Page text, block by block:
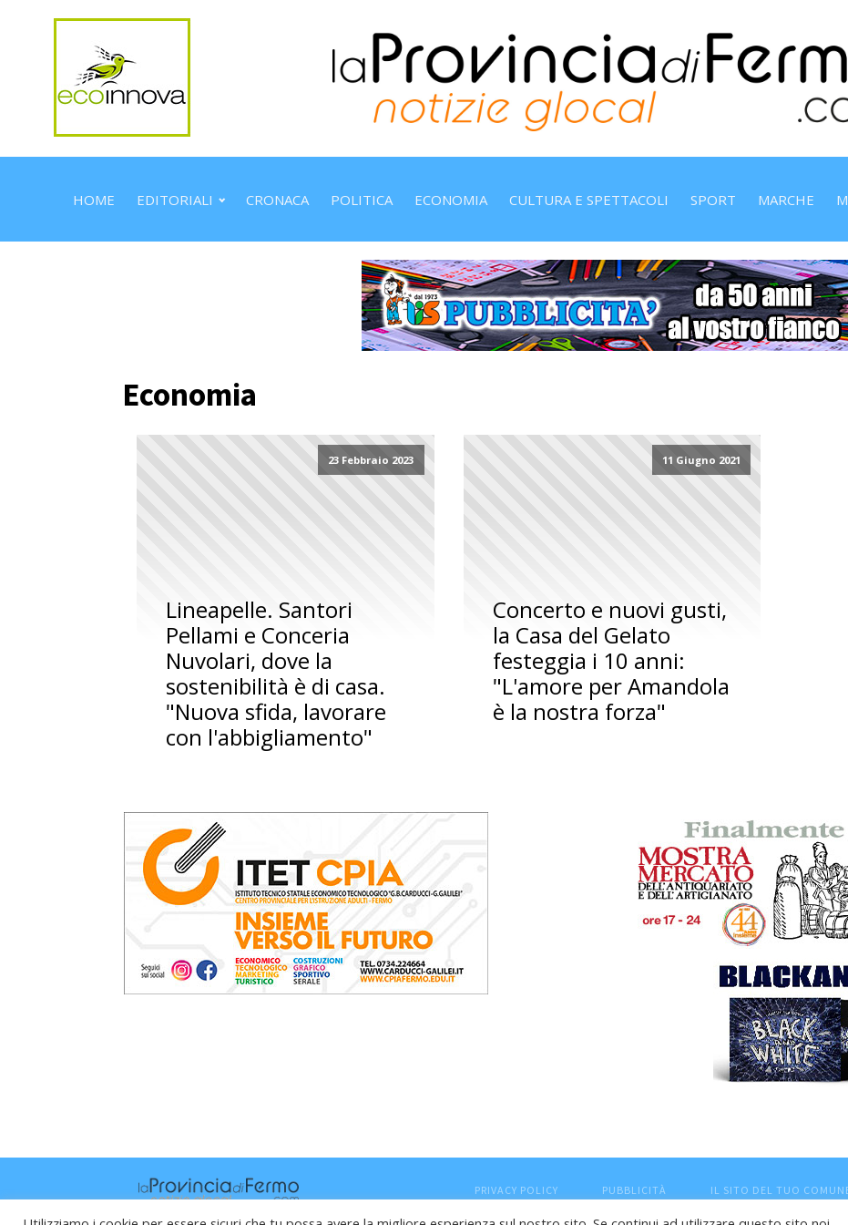
HOME EDITORIALI CRONACA POLITICA ECONOMIA CULTURA E SPETTACOLI SPORT MARCHE
Economia
23 Febbraio 2023
Lineapelle. Santori
Pellami e Conceria
Nuvolari, dove la
sostenibilità è di casa.
"Nuova sfida, lavorare
con l'abbigliamento"
11 Giugno 2021
Concerto e nuovi gusti,
la Casa del Gelato
festeggia i 10 anni:
"L'amore per Amandola
è la nostra forza"
PRIVACY POLICY PUBBLICITÀ IL SITO DEL TUO